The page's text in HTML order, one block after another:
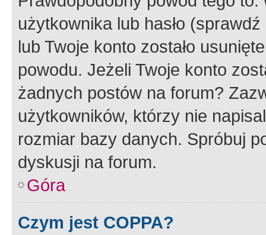
użytkownika lub hasło
lub Twoje konto zostało
powodu. Jeżeli Twoje konto
żadnych postów na forum?
użytkowników, którzy nie
rozmiar bazy danych. Spróbuj
dyskusji na forum.
Góra
Czym jest COPPA?